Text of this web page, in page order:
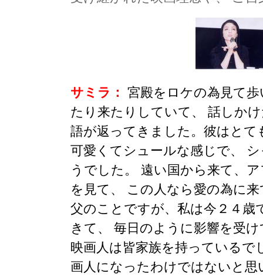
サミラ： 宮殿をロケの為見て
たり来たりしていて、 話しか
語が返ってきました。彼はと
可愛くてシュールな感じで、
うでした。 遠い国から来て、
を見て、 この人なら愛の為に
父のことですが、私は今２４歳
きて、 毎日のように影響を受
映画人は皆家族を持っているで
画人になったわけではないと